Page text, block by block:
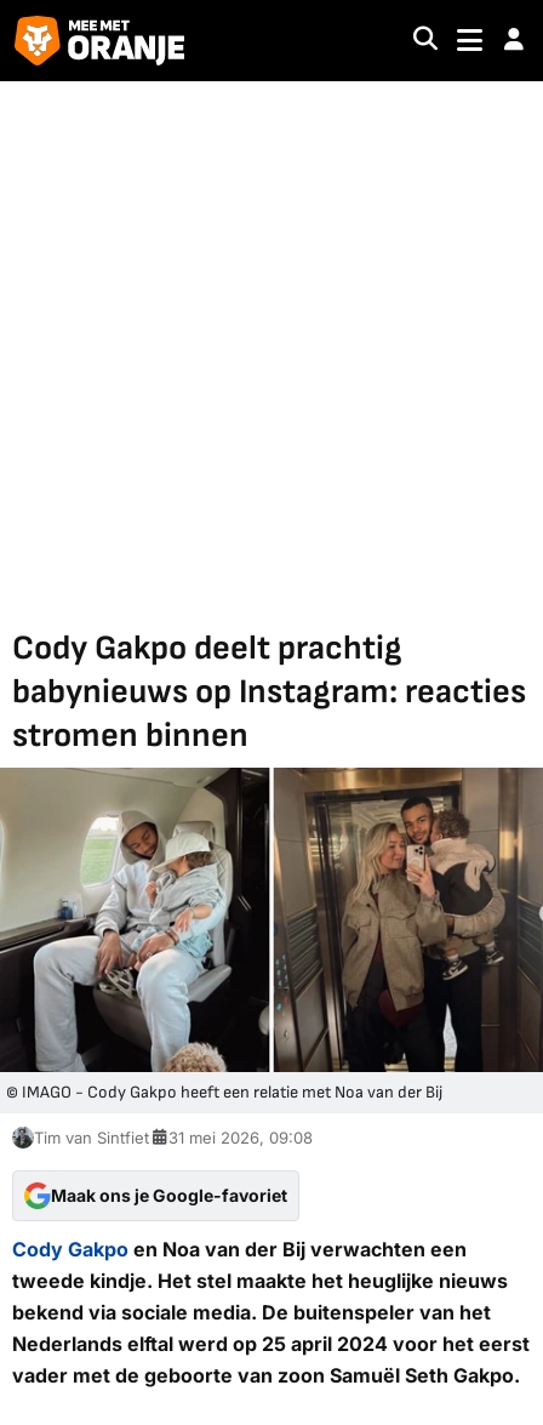
Cody Gakpo deelt prachtig
babynieuws op Instagram: reacties
stromen binnen
© IMAGO - Cody Gakpo heeft een relatie met Noa van der Bij
Tim van Sintfiet 31 mei 2026, 09:08
Maak ons je Google-favoriet
Cody Gakpo en Noa van der Bij verwachten een
tweede kindje. Het stel maakte het heuglijke nieuws
bekend via sociale media. De buitenspeler van het
Nederlands elftal werd op 25 april 2024 voor het eerst
vader met de geboorte van zoon Samuël Seth Gakpo.